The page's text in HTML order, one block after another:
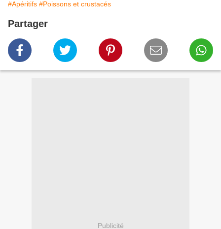
#Apéritifs #Poissons et crustacés
Partager
Publicité